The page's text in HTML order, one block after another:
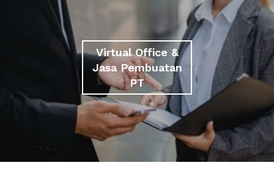
Virtual Office &
Jasa Pembuatan
PT